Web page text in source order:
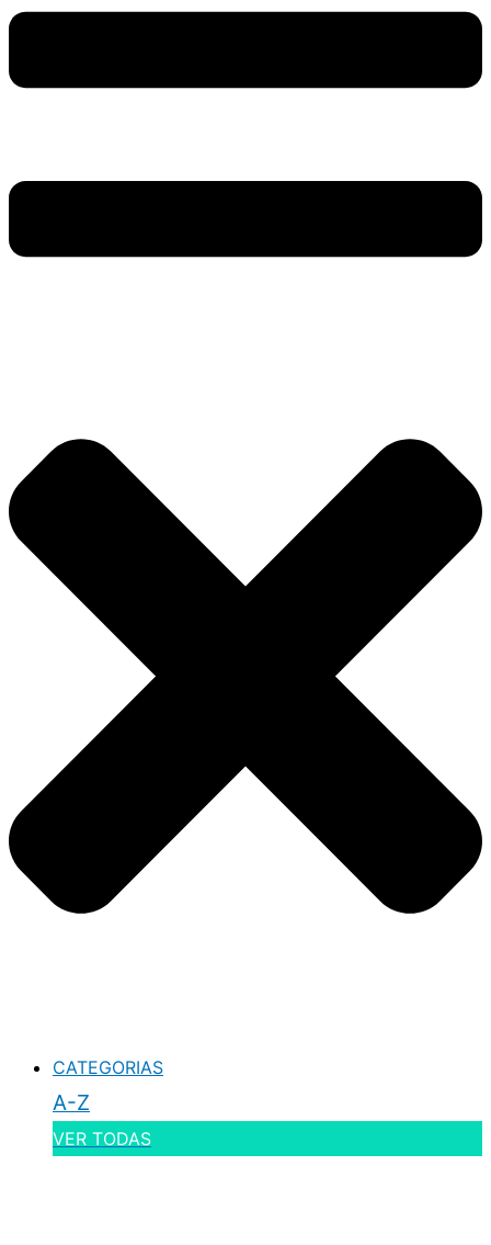
CATEGORIAS
A-Z
VER TODAS